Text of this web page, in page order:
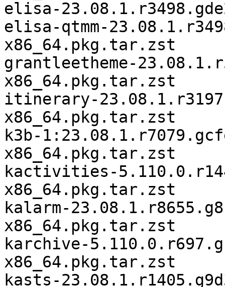
elisa-
elisa-qtmm-
x86_64.pkg.tar.zst
grantleetheme-
x86_64.pkg.tar.zst
itinerary-
x86_64.pkg.tar.zst
k3b-
x86_64.pkg.tar.zst
kactivities-
x86_64.pkg.tar.zst
kalarm-
x86_64.pkg.tar.zst
karchive-
x86_64.pkg.tar.zst
kasts-